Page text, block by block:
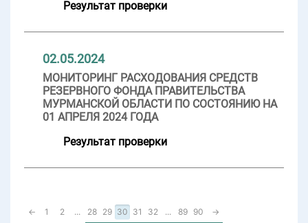
Результат проверки
02.05.2024
МОНИТОРИНГ РАСХОДОВАНИЯ СРЕДСТВ
РЕЗЕРВНОГО ФОНДА ПРАВИТЕЛЬСТВА
МУРМАНСКОЙ ОБЛАСТИ ПО СОСТОЯНИЮ НА
01 АПРЕЛЯ 2024 ГОДА
Результат проверки
← 1 2 ... 28 29 30 31 32 ... 89 90 →